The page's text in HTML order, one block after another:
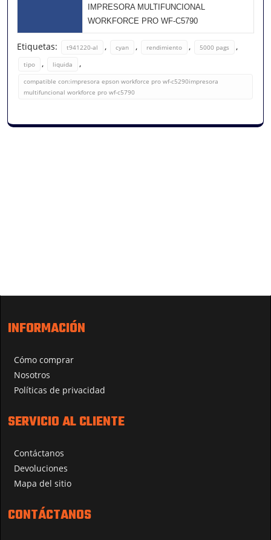
IMPRESORA MULTIFUNCIONAL
WORKFORCE PRO WF-C5790
Etiquetas: t941220-al , cyan , rendimiento , 5000 pags ,
tipo , liquida ,
compatible con:impresora epson workforce pro wf-c5290impresora
multifuncional workforce pro wf-c5790
INFORMACIÓN
Cómo comprar
Nosotros
Políticas de privacidad
SERVICIO AL CLIENTE
Contáctanos
Devoluciones
Mapa del sitio
CONTÁCTANOS